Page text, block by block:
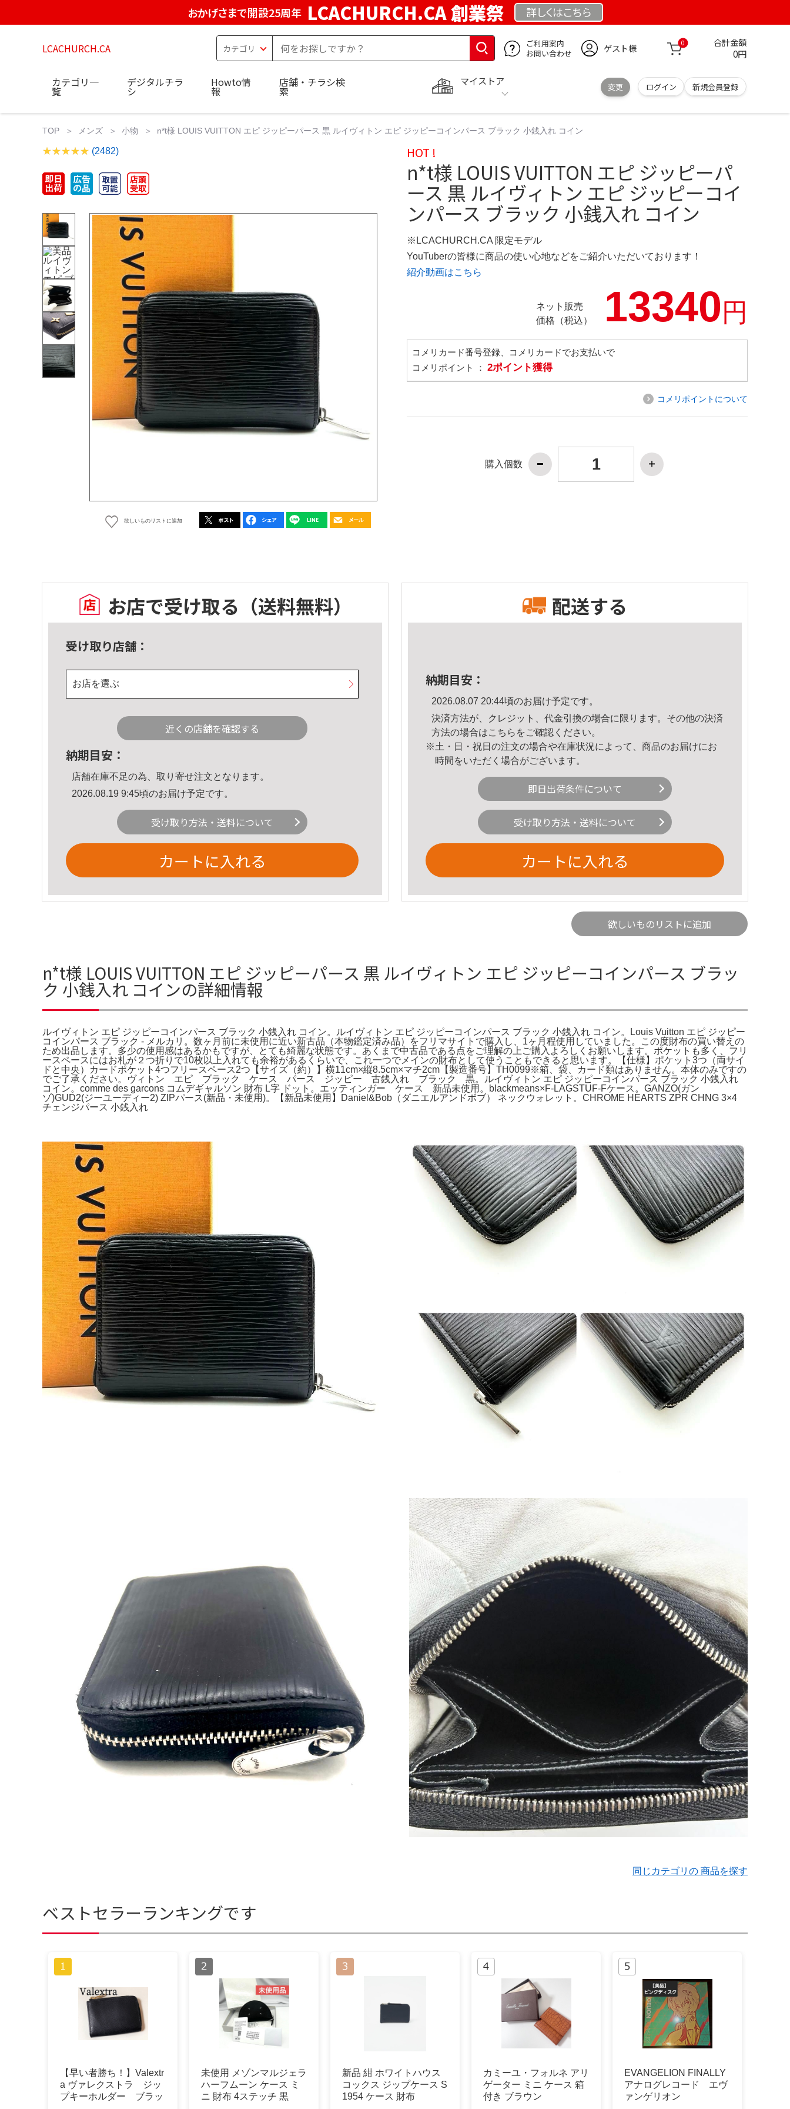
おかげさまで開設25周年 LCACHURCH.CA 創業祭 詳しくはこちら
LCACHURCH.CA
ご利用案内
お問い合わせ
ゲスト様 0 合計金額
0円
マイストア
変更 ログイン 新規会員登録
カテゴリ一
覧
デジタルチラ
シ
Howto情
報
店舗・チラシ検
索
TOP メンズ 小物 n*t様 LOUIS VUITTON エピ ジッピーパース 黒 ルイヴィトン エピ ジッピーコインパース ブラック 小銭入れ コイン
(2482)
欲しいものリストに追加
HOT !
n*t様 LOUIS VUITTON エピ ジッピーパ
ース 黒 ルイヴィトン エピ ジッピーコイ
ンパース ブラック 小銭入れ コイン
※LCACHURCH.CA 限定モデル
YouTuberの皆様に商品の使い心地などをご紹介いただいております！
紹介動画はこちら
ネット販売
価格（税込）
13340円
コメリカード番号登録、コメリカードでお支払いで
コメリポイント ： 2ポイント獲得
コメリポイントについて
購入個数
お店で受け取る （送料無料）
受け取り店舗：
お店を選ぶ
近くの店舗を確認する
納期目安：
店舗在庫不足の為、取り寄せ注文となります。
2026.08.19 9:45頃のお届け予定です。
受け取り方法・送料について
カートに入れる
配送する
納期目安：
2026.08.07 20:44頃のお届け予定です。
決済方法が、クレジット、代金引換の場合に限ります。その他の決済
方法の場合はこちら をご確認ください。
※土・日・祝日の注文の場合や在庫状況によって、商品のお届けにお
時間をいただく場合がございます。
即日出荷条件について
受け取り方法・送料について
カートに入れる
欲しいものリストに追加
n*t様 LOUIS VUITTON エピ ジッピーパース 黒 ルイヴィトン エピ ジッピーコインパース ブラッ
ク 小銭入れ コインの詳細情報
ルイヴィトン エピ ジッピーコインパース ブラック 小銭入れ コイン。ルイヴィトン エピ ジッピーコインパース ブラック 小銭入れ コイン。Louis Vuitton エピ ジッピー
コインパース ブラック - メルカリ。数ヶ月前に未使用に近い新古品（本物鑑定済み品）をフリマサイトで購入し、1ヶ月程使用していました。この度財布の買い替えの
ため出品します。多少の使用感はあるかもですが、とても綺麗な状態です。あくまで中古品である点をご理解の上ご購入よろしくお願いします。ポケットも多く、フリ
ースペースにはお札が２つ折りで10枚以上入れても余裕があるくらいで、これ一つでメインの財布として使うこともできると思います。【仕様】ポケット3つ（両サイ
ドと中央）カードポケット4つフリースペース2つ【サイズ（約）】横11cm×縦8.5cm×マチ2cm【製造番号】TH0099※箱、袋、カード類はありません。本体のみですの
でご了承ください。ヴィトン エピ ブラック ケース パース ジッピー 古銭入れ ブラック 黒。ルイヴィトン エピ ジッピーコインパース ブラック 小銭入れ
コイン。comme des garcons コムデギャルソン 財布 L字 ドット。エッティンガー ケース 新品未使用。blackmeans×F-LAGSTUF-Fケース。GANZO(ガン
ゾ)GUD2(ジーユーディー2) ZIPパース(新品・未使用)。【新品未使用】Daniel&Bob（ダニエルアンドボブ） ネックウォレット。CHROME HEARTS ZPR CHNG 3×4
チェンジパース 小銭入れ
同じカテゴリの 商品を探す
ベストセラーランキングです
【早い者勝ち！】Valextr
a ヴァレクストラ ジッ
プキーホルダー ブラッ
未使用 メゾンマルジェラ
ハーフムーン ケース ミ
ニ 財布 4ステッチ 黒
新品 紺 ホワイトハウス
コックス ジップケース S
1954 ケース 財布
カミーユ・フォルネ アリ
ゲーター ミニ ケース 箱
付き ブラウン
EVANGELION FINALLY
アナログレコード エヴ
ァンゲリオン